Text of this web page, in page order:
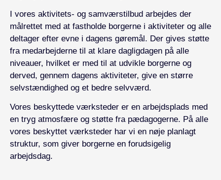
I vores aktivitets- og samværstilbud arbejdes der
målrettet med at fastholde borgerne i aktiviteter og alle
deltager efter evne i dagens gøremål. Der gives støtte
fra medarbejderne til at klare dagligdagen på alle
niveauer, hvilket er med til at udvikle borgerne og
derved, gennem dagens aktiviteter, give en større
selvstændighed og et bedre selvværd.
Vores beskyttede værksteder er en arbejdsplads med
en tryg atmosfære og støtte fra pædagogerne. På alle
vores beskyttet værksteder har vi en nøje planlagt
struktur, som giver borgerne en forudsigelig
arbejdsdag.